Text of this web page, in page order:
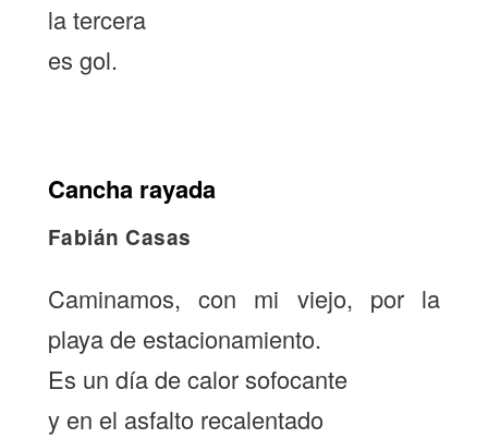
la tercera
es gol.
Cancha rayada
Fabián Casas
Caminamos, con mi viejo, por la
playa de estacionamiento.
Es un día de calor sofocante
y en el asfalto recalentado